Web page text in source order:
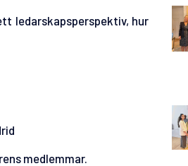
ledarskapsperspektiv, hur
medlemmar.